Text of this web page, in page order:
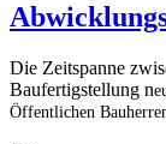
Die Zeitspanne
Baufertigstellung n
Öffentlichen